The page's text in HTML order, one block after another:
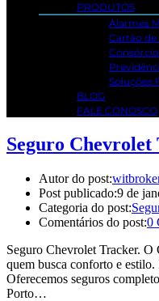
PRODUTOS
Alarmes
Cartão
Soluções
BLOG
FALE CONOSCO
Seguro
Autor do post:
Post publicado:9 de
Categoria do post:
Comentários do post:0
Seguro Chevrolet Tracker.
quem busca conforto e
Oferecemos seguros
Porto…